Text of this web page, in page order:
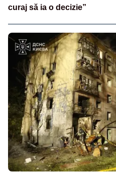
curaj să ia o decizie”